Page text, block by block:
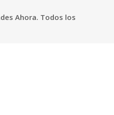
Ahora. Todos los